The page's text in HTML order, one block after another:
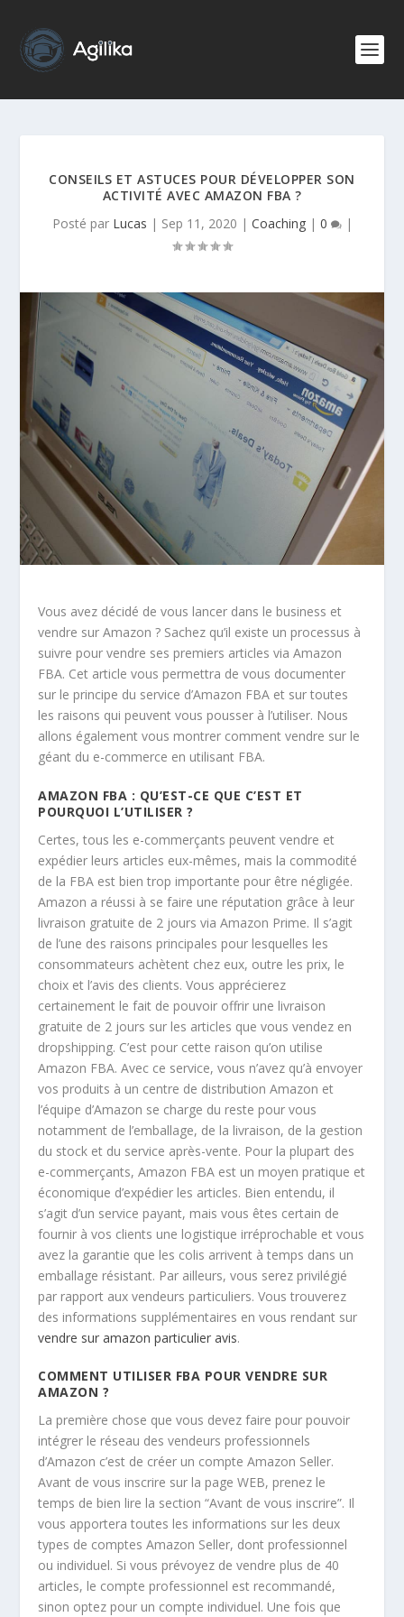
CONSEILS ET ASTUCES POUR DÉVELOPPER SON
ACTIVITÉ AVEC AMAZON FBA ?
Posté par Lucas | Sep 11, 2020 | Coaching| 0 |
Vous avez décidé de vous lancer dans le business et
vendre sur Amazon ? Sachez qu’il existe un processus à
suivre pour vendre ses premiers articles via Amazon
FBA. Cet article vous permettra de vous documenter
sur le principe du service d’Amazon FBA et sur toutes
les raisons qui peuvent vous pousser à l’utiliser. Nous
allons également vous montrer comment vendre sur le
géant du e-commerce en utilisant FBA.
AMAZON FBA : QU’EST-CE QUE C’EST ET
POURQUOI L’UTILISER ?
Certes, tous les e-commerçants peuvent vendre et
expédier leurs articles eux-mêmes, mais la commodité
de la FBA est bien trop importante pour être négligée.
Amazon a réussi à se faire une réputation grâce à leur
livraison gratuite de 2 jours via Amazon Prime. Il s’agit
de l’une des raisons principales pour lesquelles les
consommateurs achètent chez eux, outre les prix, le
choix et l’avis des clients. Vous apprécierez
certainement le fait de pouvoir offrir une livraison
gratuite de 2 jours sur les articles que vous vendez en
dropshipping. C’est pour cette raison qu’on utilise
Amazon FBA. Avec ce service, vous n’avez qu’à envoyer
vos produits à un centre de distribution Amazon et
l’équipe d’Amazon se charge du reste pour vous
notamment de l’emballage, de la livraison, de la gestion
du stock et du service après-vente. Pour la plupart des
e-commerçants, Amazon FBA est un moyen pratique et
économique d’expédier les articles. Bien entendu, il
s’agit d’un service payant, mais vous êtes certain de
fournir à vos clients une logistique irréprochable et vous
avez la garantie que les colis arrivent à temps dans un
emballage résistant. Par ailleurs, vous serez privilégié
par rapport aux vendeurs particuliers. Vous trouverez
des informations supplémentaires en vous rendant sur
vendre sur amazon particulier avis.
COMMENT UTILISER FBA POUR VENDRE SUR
AMAZON ?
La première chose que vous devez faire pour pouvoir
intégrer le réseau des vendeurs professionnels
d’Amazon c’est de créer un compte Amazon Seller.
Avant de vous inscrire sur la page WEB, prenez le
temps de bien lire la section “Avant de vous inscrire”. Il
vous apportera toutes les informations sur les deux
types de comptes Amazon Seller, dont professionnel
ou individuel. Si vous prévoyez de vendre plus de 40
articles, le compte professionnel est recommandé,
sinon optez pour un compte individuel. Une fois que